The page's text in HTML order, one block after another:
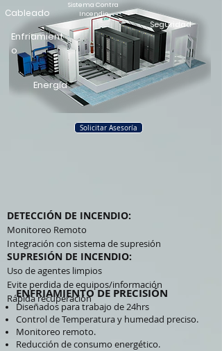
Solicitar Asesoría
ENFRIAMIENTO DE PRECISIÓN
​Diseñados para trabajo de 24hrs
Control de Temperatura y humedad preciso.
Monitoreo remoto.
Reducción de consumo energético.
Energía
Cableado
Enfriamient
o
DETECCIÓN DE INCENDIO:
Monitoreo Remoto
Integración con sistema de supresión
SUPRESIÓN DE INCENDIO:
Uso de agentes limpios
Evite perdida de equipos/información
Rápida recuperación
Sistema Contra
Incendio
Seguridad